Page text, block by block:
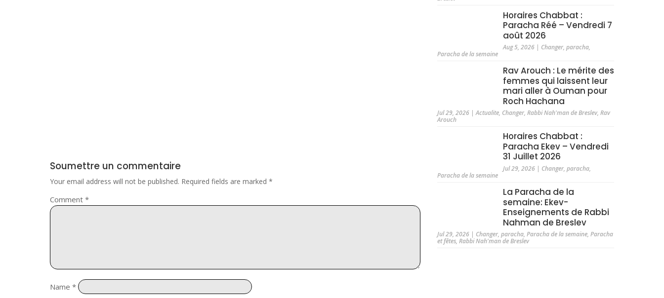
Soumettre un commentaire
Your email address will not be published. Required fields are marked *
Comment *
Name *
Horaires Chabbat :
Paracha Réé – Vendredi 7
août 2026
Aug 5, 2026| Changer, paracha,
Paracha de la semaine
Rav Arouch : Le mérite des
femmes qui laissent leur
mari aller à Ouman pour
Roch Hachana
Jul 29, 2026 |Actualite, Changer,Rabbi Nah'man de Breslev,Rav
Arouch
Horaires Chabbat :
Paracha Ekev – Vendredi
31 Juillet 2026
Jul 29, 2026| Changer, paracha,
Paracha de la semaine
La Paracha de la
semaine: Ekev-
Enseignements de Rabbi
Nahman de Breslev
Jul 29, 2026 | Changer,paracha,Paracha de la semaine,Paracha
et fêtes,Rabbi Nah'man de Breslev